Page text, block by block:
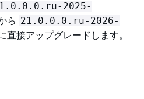
2025-
ら 21.0.0.0.ru-2026-
直接アップグレードします。